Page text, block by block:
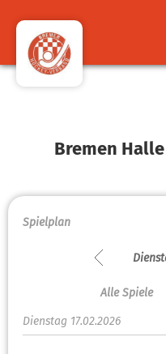
Bremen
Spielplan
Alle Spiele
Dienstag 17.02.2026